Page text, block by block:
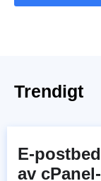
Trendigt
E-
av